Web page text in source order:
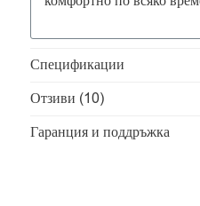
Спецификации
Отзиви (10)
Гаранция и поддръжка